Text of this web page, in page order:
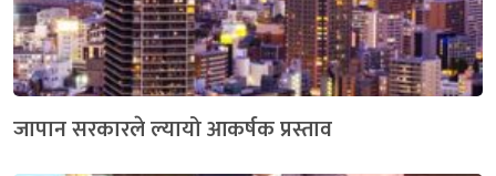
जापान सरकारले ल्यायो आकर्षक प्रस्ताव